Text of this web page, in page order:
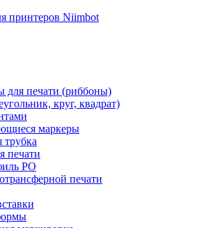
принтеров Niimbot
для печати (риббоны)
круг, квадрат)
маркеры
трубка
печати
PO
печати